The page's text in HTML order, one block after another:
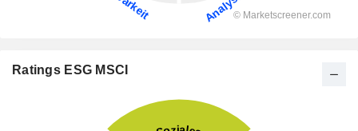
Ratings ESG MSCI